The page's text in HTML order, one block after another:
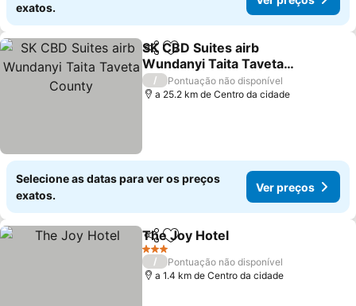
exatos.
PartilharAdicionar aos favoritos
SK CBD Suites airb
Wundanyi Taita Taveta
County
/
Pontuação não disponível
a 25.2 km de Centro da cidade
Selecione as datas para ver os preços
exatos.
Ver preços
PartilharAdicionar aos favoritos
The Joy Hotel
3 Estrelas
/
Pontuação não disponível
a 1.4 km de Centro da cidade